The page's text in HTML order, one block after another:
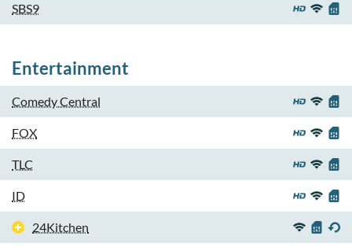
SBS9
Entertainment
Comedy Central
FOX
TLC
ID
24Kitchen